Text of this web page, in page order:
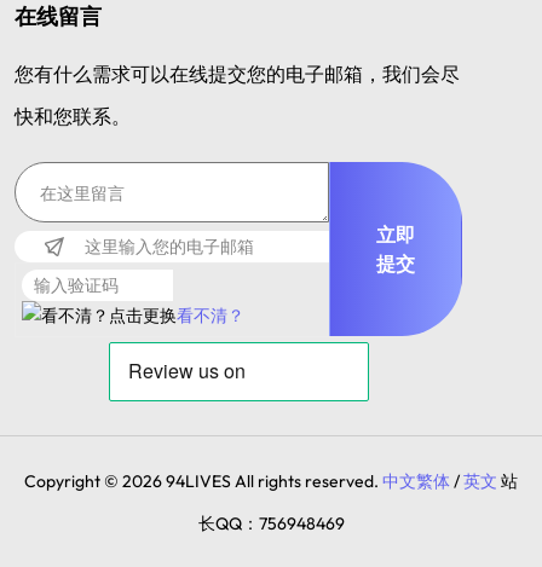
在线留言
您有什么需求可以在线提交您的电子邮箱，我们会尽
快和您联系。
看不清？
立即
提交
Copyright © 2026 94LIVES All rights reserved. 中文繁体 /英文 站
长QQ：756948469